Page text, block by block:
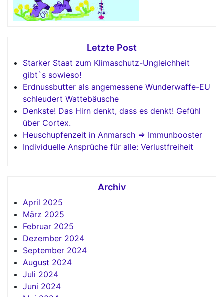
Letzte Post
Starker Staat zum Klimaschutz-Ungleichheit
gibt`s sowieso!
Erdnussbutter als angemessene Wunderwaffe-EU
schleudert Wattebäusche
Denkste! Das Hirn denkt, dass es denkt! Gefühl
über Cortex.
Heuschupfenzeit in Anmarsch => Immunbooster
Individuelle Ansprüche für alle: Verlustfreiheit
Archiv
April 2025
März 2025
Februar 2025
Dezember 2024
September 2024
August 2024
Juli 2024
Juni 2024